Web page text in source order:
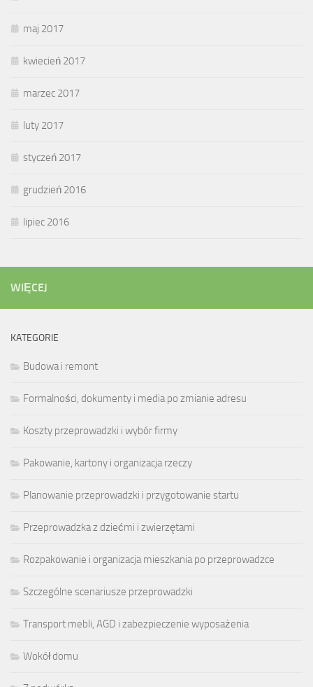
maj 2017
kwiecień 2017
marzec 2017
luty 2017
styczeń 2017
grudzień 2016
lipiec 2016
WIĘCEJ
KATEGORIE
Budowa i remont
Formalności, dokumenty i media po zmianie adresu
Koszty przeprowadzki i wybór firmy
Pakowanie, kartony i organizacja rzeczy
Planowanie przeprowadzki i przygotowanie startu
Przeprowadzka z dziećmi i zwierzętami
Rozpakowanie i organizacja mieszkania po przeprowadzce
Szczególne scenariusze przeprowadzki
Transport mebli, AGD i zabezpieczenie wyposażenia
Wokół domu